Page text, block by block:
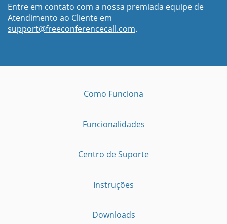
Entre em contato com a nossa premiada equipe de
Atendimento ao Cliente em
support@freeconferencecall.com.
Como Funciona
Funcionalidades
Centro de Suporte
Instruções
Downloads